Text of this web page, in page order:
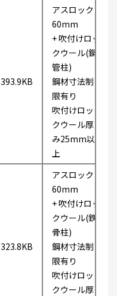
393.9KB
アスロック
60mm
+ 吹付けロッ
クウール(鋼
管柱)
鋼材寸法制
限有り
吹付けロッ
クウール厚
み25mm以
上
323.8KB
アスロック
60mm
+ 吹付けロッ
クウール(鉄
骨柱)
鋼材寸法制
限有り
吹付けロッ
クウール厚